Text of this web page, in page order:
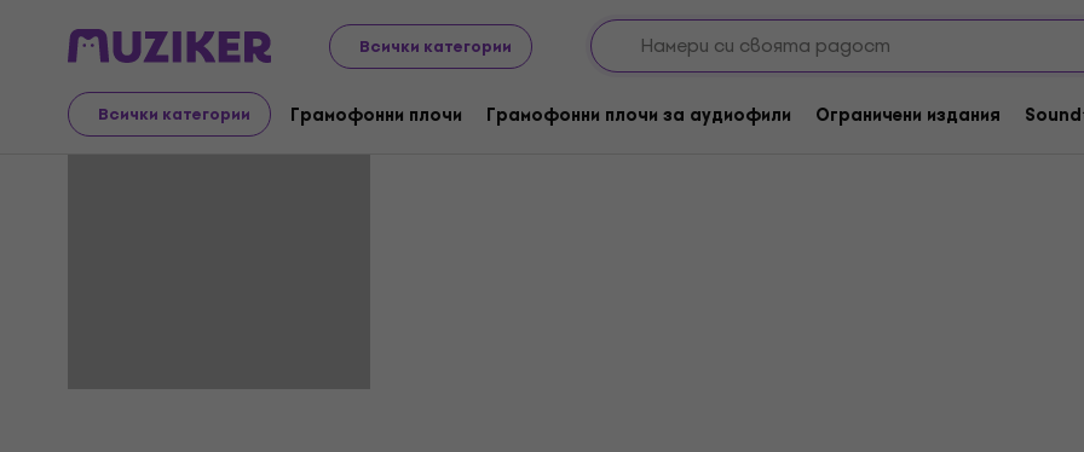
Всички категории
Всички категории Грамофонни плочи Грамофонни плочи за аудиофили Ограничени издания
Kutu